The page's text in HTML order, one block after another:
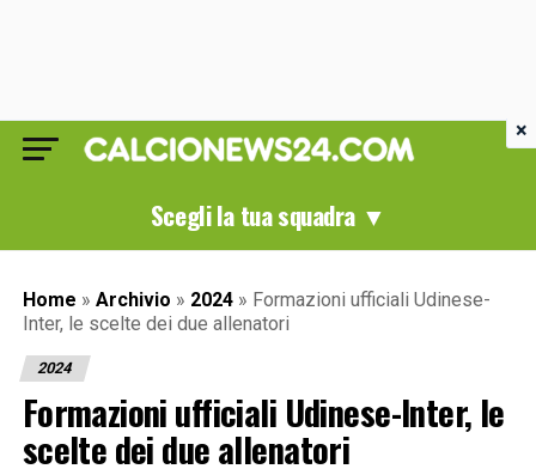
Scegli la tua squadra ▼
Home » Archivio » 2024 » Formazioni ufficiali Udinese-
Inter, le scelte dei due allenatori
2024
Formazioni ufficiali Udinese-Inter, le
scelte dei due allenatori
×